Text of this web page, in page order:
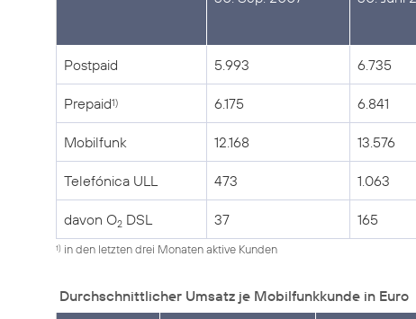
Postpaid 5.993 6.735
Prepaid1) 6.175 6.841
Mobilfunk 12.168 13.576
Telefónica ULL 473 1.063
davon O2 DSL 37 165
1) in den letzten drei Monaten aktive Kunden
Durchschnittlicher Umsatz je Mobilfunkkunde in Euro